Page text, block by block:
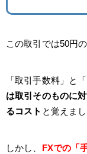
この取引では50円
「取引手数料」と
は取引そのものに
るコスト と覚えまし
しかし、 FXでの「